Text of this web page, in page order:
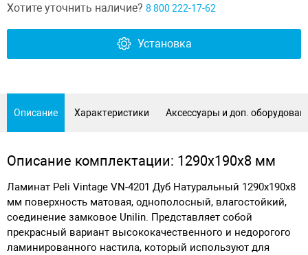
Хотите уточнить наличие? 8 800 222-17-62
Установка
Описание Характеристики Аксессуары и доп.
Описание комплектации: 1290х190х8 мм
Ламинат Peli Vintage VN-4201 Дуб Натуральный 1290х190х8
мм поверхность матовая, однополосный, влагостойкий,
соединение замковое Unilin. Представляет собой
прекрасный вариант высококачественного и недорогого
ламинированного настила, который используют для